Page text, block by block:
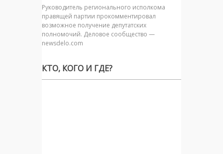
Руководитель регионального исполкома
правящей партии прокомментировал
возможное получение депутатских
полномочий. Деловое сообщество —
newsdelo.com
КТО, КОГО И ГДЕ?